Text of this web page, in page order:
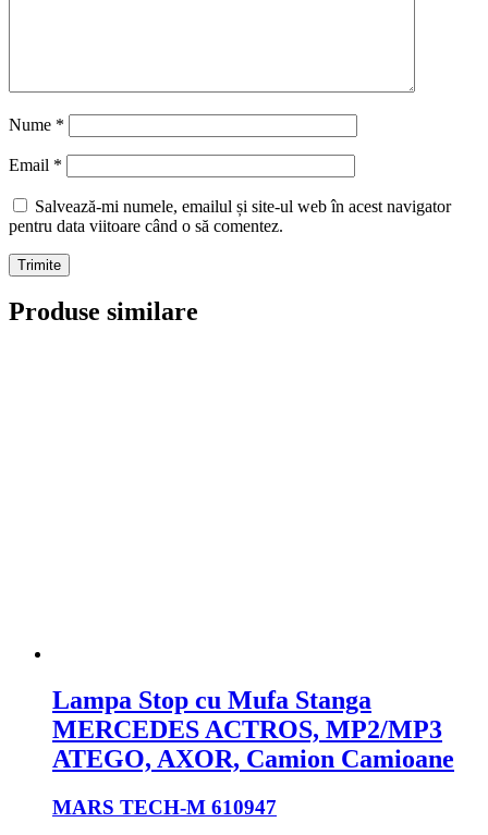
Nume *
Email *
Salvează-mi numele, emailul și site-ul web în acest navigator
pentru data viitoare când o să comentez.
Produse similare
Lampa Stop cu Mufa Stanga
MERCEDES ACTROS, MP2/MP3
ATEGO, AXOR, Camion Camioane
MARS TECH-M 610947